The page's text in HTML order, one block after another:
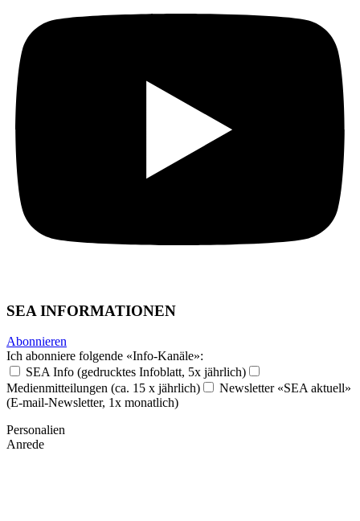
SEA INFORMATIONEN
Abonnieren
Ich abonniere folgende «Info-Kanäle»:
SEA Info (gedrucktes Infoblatt, 5x jährlich)
Medienmitteilungen (ca. 15 x jährlich)
Newsletter «SEA aktuell»
(E-mail-Newsletter, 1x monatlich)
Personalien
Anrede